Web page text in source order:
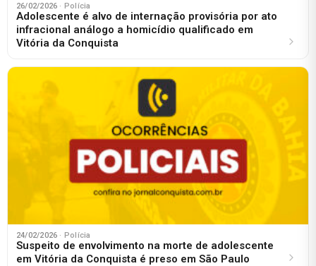
26/02/2026 · Polícia
Adolescente é alvo de internação provisória por ato
infracional análogo a homicídio qualificado em
Vitória da Conquista
24/02/2026 · Polícia
Suspeito de envolvimento na morte de adolescente
em Vitória da Conquista é preso em São Paulo